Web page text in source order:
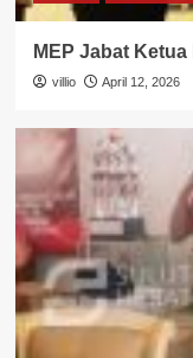
MEP Jabat
villio April 12, 2026